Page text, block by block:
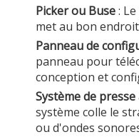
Picker ou Buse:
met au bon
Panneau de
panneau pour
conception et
Système de
système colle le
ou d'ondes